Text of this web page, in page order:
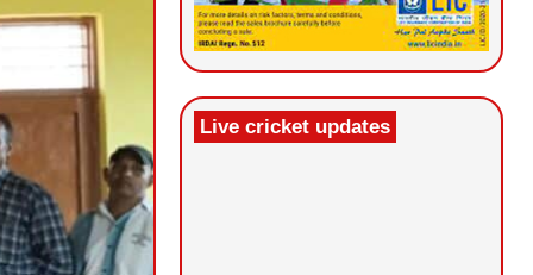
Live cricket updates